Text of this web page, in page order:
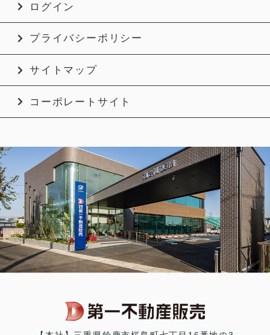
ログイン
プライバシーポリシー
サイトマップ
コーポレートサイト